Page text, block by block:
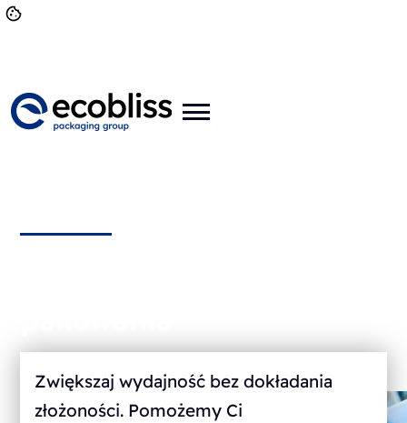
Zwiększaj wydajność bez dokładania
złożoności. Pomożemy Ci